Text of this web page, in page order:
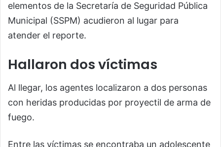
elementos de la Secretaría de Seguridad Pública
Municipal (SSPM) acudieron al lugar para
atender el reporte.
Hallaron dos víctimas
Al llegar, los agentes localizaron a dos personas
con heridas producidas por proyectil de arma de
fuego.
Entre las víctimas se encontraba un adolescente